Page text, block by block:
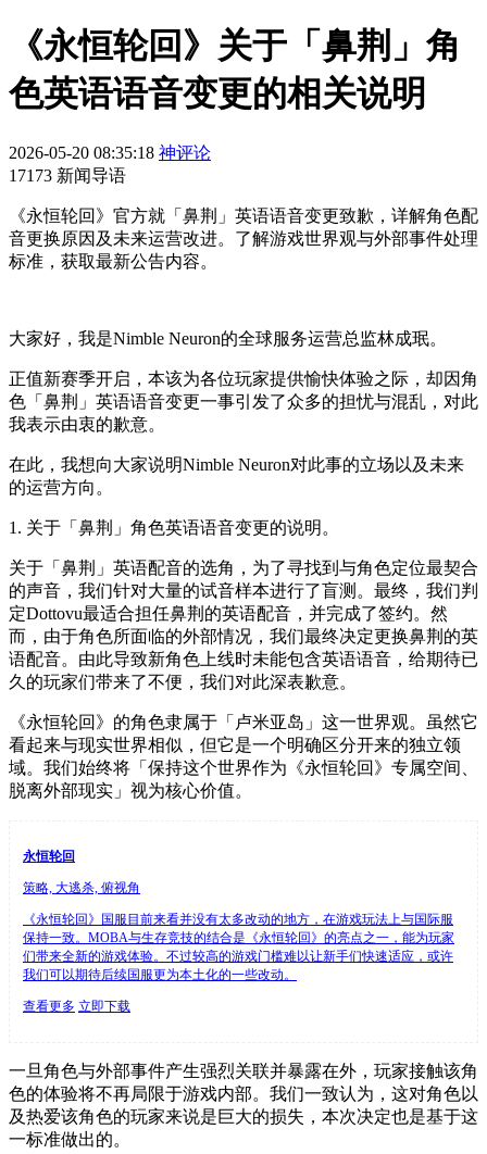
《永恒轮回》关于「鼻荆」角
色英语语音变更的相关说明
2026-05-20 08:35:18 神评论
17173 新闻导语
《永恒轮回》官方就「鼻荆」英语语音变更致歉，详解角色配
音更换原因及未来运营改进。了解游戏世界观与外部事件处理
标准，获取最新公告内容。
大家好，我是Nimble Neuron的全球服务运营总监林成珉。
正值新赛季开启，本该为各位玩家提供愉快体验之际，却因角
色「鼻荆」英语语音变更一事引发了众多的担忧与混乱，对此
我表示由衷的歉意。
在此，我想向大家说明Nimble Neuron对此事的立场以及未来
的运营方向。
1. 关于「鼻荆」角色英语语音变更的说明。
关于「鼻荆」英语配音的选角，为了寻找到与角色定位最契合
的声音，我们针对大量的试音样本进行了盲测。最终，我们判
定Dottovu最适合担任鼻荆的英语配音，并完成了签约。然
而，由于角色所面临的外部情况，我们最终决定更换鼻荆的英
语配音。由此导致新角色上线时未能包含英语语音，给期待已
久的玩家们带来了不便，我们对此深表歉意。
《永恒轮回》的角色隶属于「卢米亚岛」这一世界观。虽然它
看起来与现实世界相似，但它是一个明确区分开来的独立领
域。我们始终将「保持这个世界作为《永恒轮回》专属空间、
脱离外部现实」视为核心价值。
永恒轮回
策略, 大逃杀, 俯视角
《永恒轮回》国服目前来看并没有太多改动的地方，在游戏玩法上与国际服
保持一致。MOBA与生存竞技的结合是《永恒轮回》的亮点之一，能为玩家
们带来全新的游戏体验。不过较高的游戏门槛难以让新手们快速适应，或许
我们可以期待后续国服更为本土化的一些改动。
查看更多 立即下载
一旦角色与外部事件产生强烈关联并暴露在外，玩家接触该角
色的体验将不再局限于游戏内部。我们一致认为，这对角色以
及热爱该角色的玩家来说是巨大的损失，本次决定也是基于这
一标准做出的。